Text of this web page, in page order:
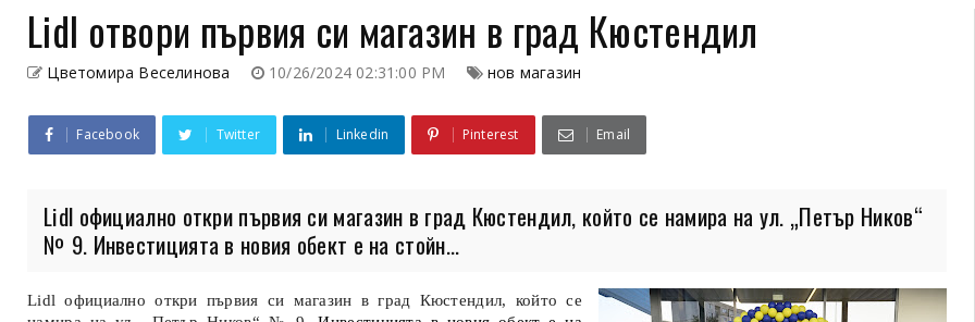
Lidl отвори първия си магазин в град Кюстендил
Цветомира Веселинова 10/26/2024 02:31:00 PM нов магазин
Facebook Twitter Linkedin Pinterest Email
Lidl официално откри първия си магазин в град Кюстендил, който се намира на ул. „Петър Ников“
№ 9. Инвестицията в новия обект е на стойн...
Lidl официално откри първия си магазин в град Кюстендил, който се